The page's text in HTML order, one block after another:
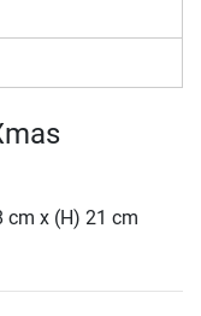
x (H) 21 cm